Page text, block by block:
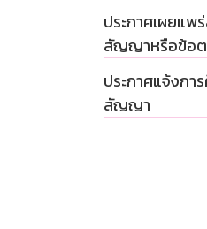
ประกาศเผยแพ
สัญญาหรือข้อ
ประกาศแจ้งกา
สัญญา